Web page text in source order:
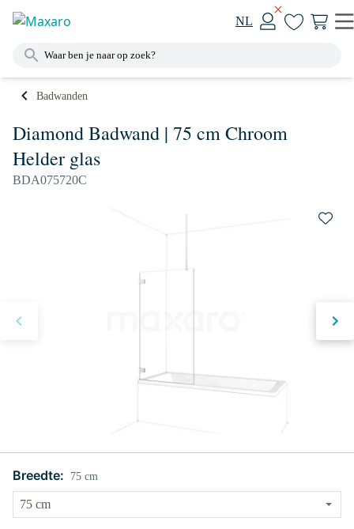
NL
Badwanden
Diamond Badwand | 75 cm Chroom
Helder glas
BDA075720C
Breedte: 75 cm